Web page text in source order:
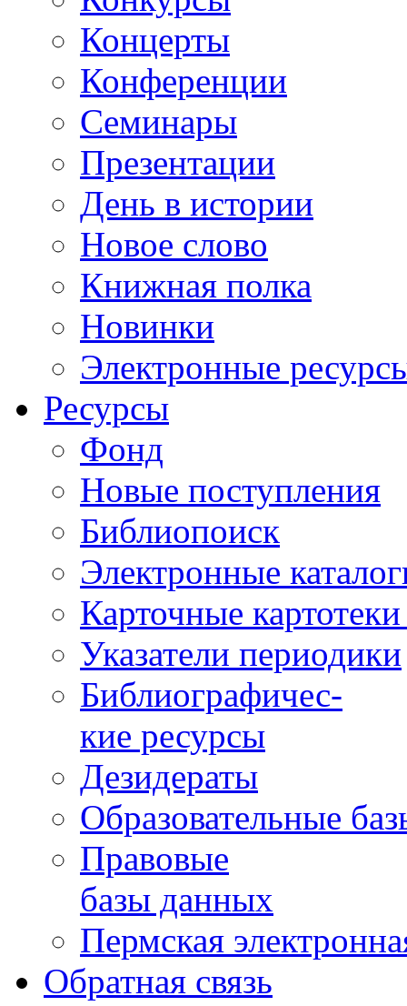
Концерты
Конференции
Семинары
Презентации
День в истории
Новое слово
Книжная полка
Новинки
Электронные
Ресурсы
Фонд
Новые поступления
Библиопоиск
Электронные
Карточные
Указатели периодики
Библиографичес-
кие ресурсы
Дезидераты
Образовательные
Правовые
базы данных
Пермская
Обратная связь